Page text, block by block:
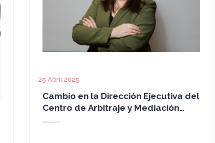
25 Abril 2025
Cambio en la Dirección Ejecutiva del
Centro de Arbitraje y Mediación
Paraguay